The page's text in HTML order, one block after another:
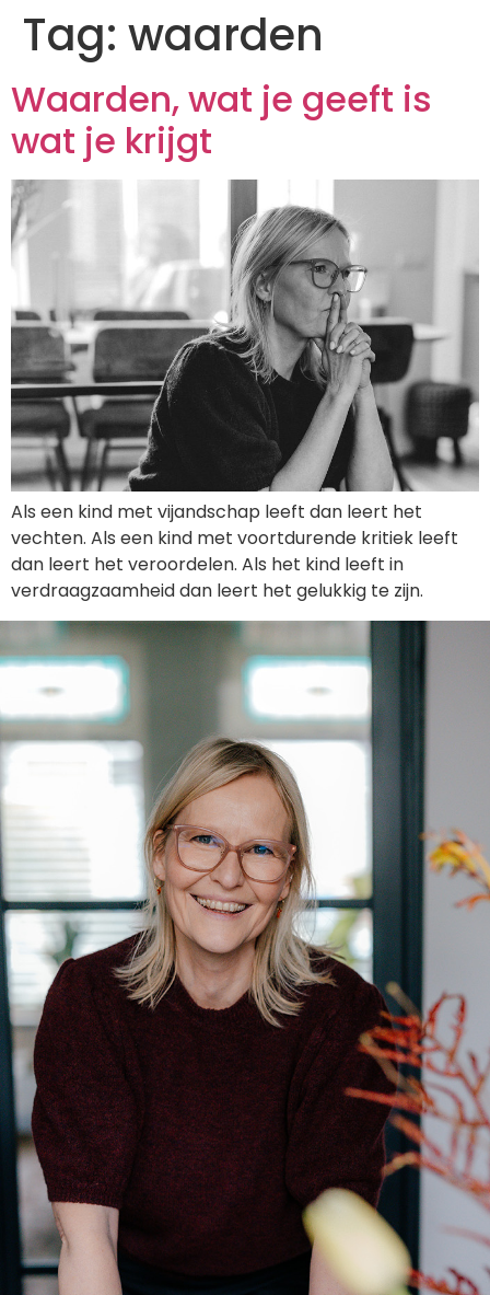
Tag: waarden
Waarden, wat je geeft is
wat je krijgt
Als een kind met vijandschap leeft dan leert het
vechten. Als een kind met voortdurende kritiek leeft
dan leert het veroordelen. Als het kind leeft in
verdraagzaamheid dan leert het gelukkig te zijn.
AFSPRAAK